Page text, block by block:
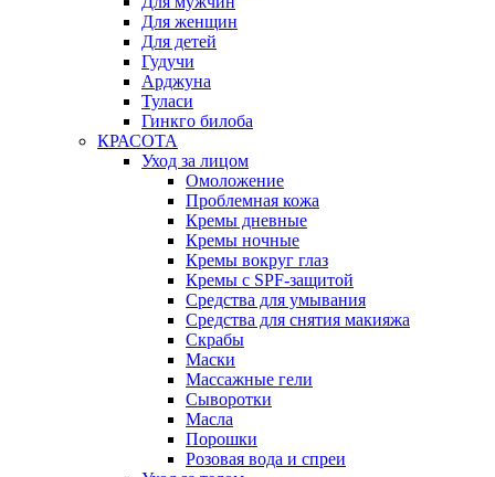
Для женщин
Для детей
Гудучи
Арджуна
Туласи
Гинкго билоба
КРАСОТА
Уход за лицом
Омоложение
Проблемная кожа
Кремы дневные
Кремы ночные
Кремы вокруг глаз
Кремы с SPF-защитой
Средства для умывания
Средства для снятия макияжа
Скрабы
Маски
Массажные гели
Сыворотки
Масла
Порошки
Розовая вода и спреи